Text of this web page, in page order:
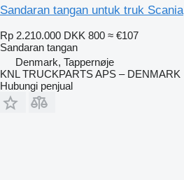
Sandaran tangan untuk truk Scania
Rp 2.210.000 DKK 800 ≈ €107
Sandaran tangan
Denmark, Tappernøje
KNL TRUCKPARTS APS – DENMARK
Hubungi penjual